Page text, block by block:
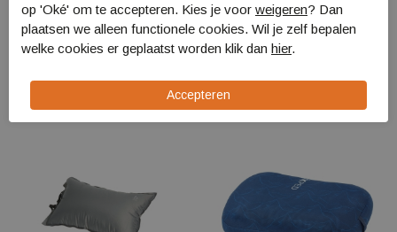
Cocoon Air Core Pillow
UL L
CACP4UL1N
Cocoon Air Core Pillow
UL L
CACP4UL2N
op 'Oké' om te accepteren. Kies je voor weigeren? Dan
plaatsen we alleen functionele cookies. Wil je zelf bepalen
welke cookies er geplaatst worden klik dan hier.